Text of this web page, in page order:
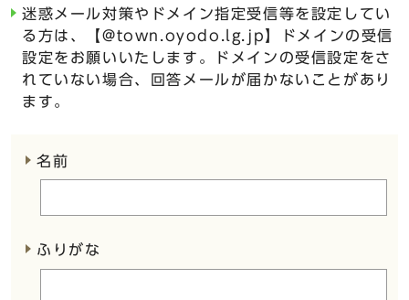
迷惑メール対策やドメイン指定受信等を設定してい
る方は、【@town.oyodo.lg.jp】ドメインの受信
設定をお願いいたします。ドメインの受信設定をさ
れていない場合、回答メールが届かないことがあり
ます。
名前
ふりがな